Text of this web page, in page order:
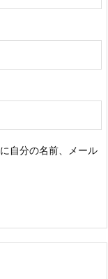
自分の名前、メール